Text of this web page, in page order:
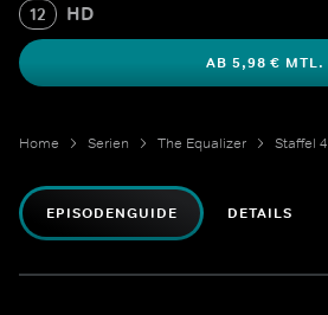
12 HD
AB 5,98 € MTL.
Home Serien The Equalizer Staffel 4
EPISODENGUIDE DETAILS